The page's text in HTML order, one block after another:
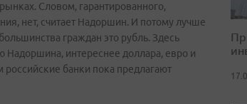
Словом, гарантированного,
нет, считает Надоршин. И потому лучше
граждан это рубль. Здесь
Надоршина, интереснее доллара, евро и
банки пока предлагают